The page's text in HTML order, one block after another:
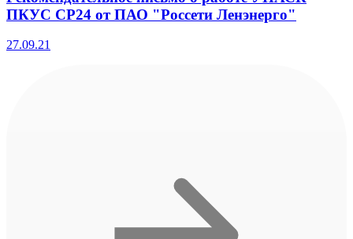
ПКУС СР24 от ПАО "Россети Ленэнерго"
27.09.21